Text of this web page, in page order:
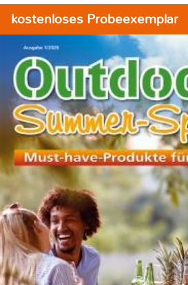
kostenloses Probeexemplar